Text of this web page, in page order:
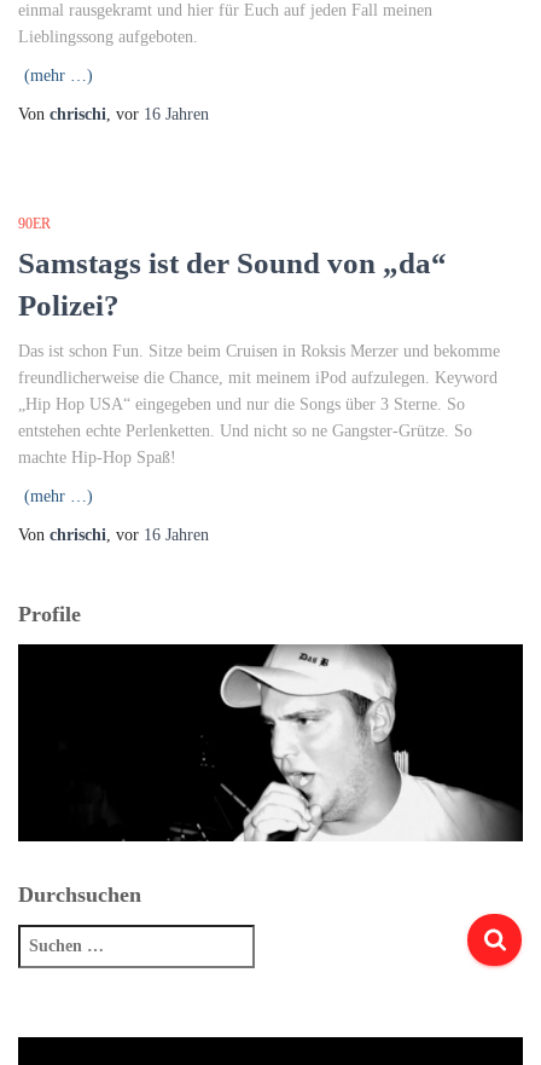
einmal rausgekramt und hier für Euch auf jeden Fall meinen
Lieblingssong aufgeboten.
(mehr …)
Von chrischi, vor 16 Jahren
90ER
Samstags ist der Sound von „da“
Polizei?
Das ist schon Fun. Sitze beim Cruisen in Roksis Merzer und bekomme
freundlicherweise die Chance, mit meinem iPod aufzulegen. Keyword
„Hip Hop USA“ eingegeben und nur die Songs über 3 Sterne. So
entstehen echte Perlenketten. Und nicht so ne Gangster-Grütze. So
machte Hip-Hop Spaß!
(mehr …)
Von chrischi, vor 16 Jahren
Profile
Durchsuchen
Suchen
nach: